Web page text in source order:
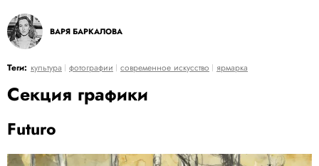
ВАРЯ БАРКАЛОВА
Теги: культура фотографии современное искусство ярмарка
Секция графики
Futuro